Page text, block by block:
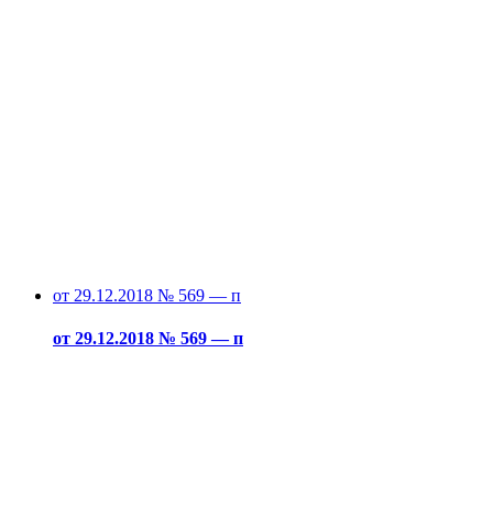
от 29.12.2018 № 569 — п
от 29.12.2018 № 569 — п